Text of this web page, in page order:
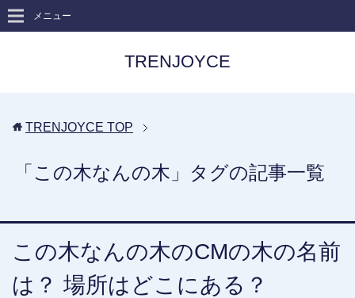
TRENJOYCE
メニュー
TRENJOYCE TOP
「この木なんの木」タグの記事一覧
この木なんの木のCMの木の名前
は？ 場所はどこにある？